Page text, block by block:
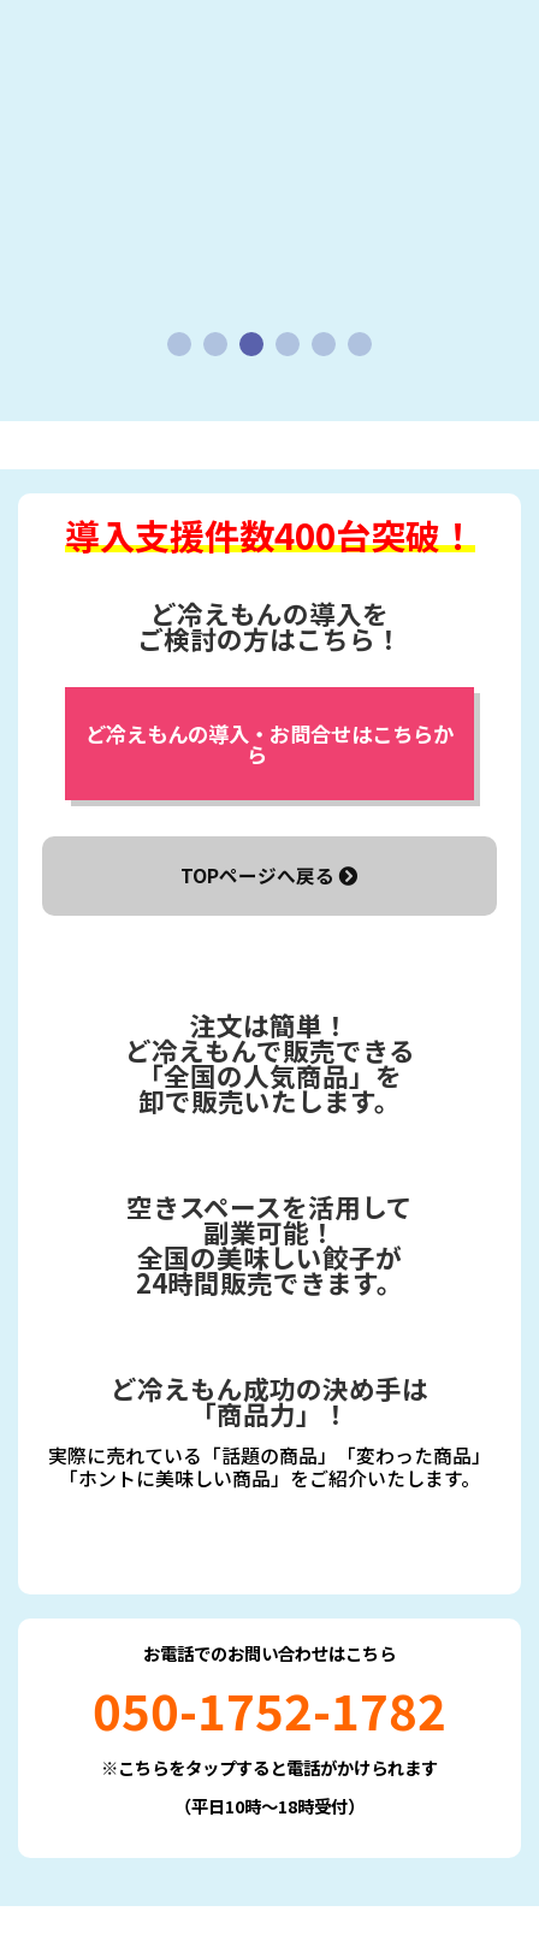
導入支援件数400台突破！
ど冷えもんの導入を
ご検討の方はこちら！
ど冷えもんの導入・お問合せはこちらか
ら
TOPページへ戻る
注文は簡単！
ど冷えもんで販売できる
「全国の人気商品」を
卸で販売いたします。
空きスペースを活用して
副業可能！
全国の美味しい餃子が
24時間販売できます。
ど冷えもん成功の決め手は
「商品力」！
実際に売れている「話題の商品」「変わった商品」
「ホントに美味しい商品」をご紹介いたします。
お電話でのお問い合わせはこちら
050-1752-1782
※こちらをタップすると電話がかけられます
（平日10時～18時受付）